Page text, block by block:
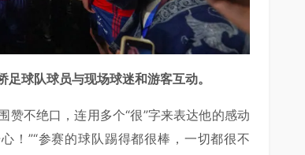
球队球员与现场球迷和游客互动。
赞不绝口，连用多个“很”字来表达他的感动
！”“参赛的球队踢得都很棒，一切都很不